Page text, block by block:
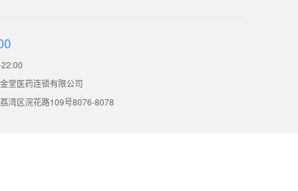
堂医药连锁有限公司
湾区浣花路109号8076-8078